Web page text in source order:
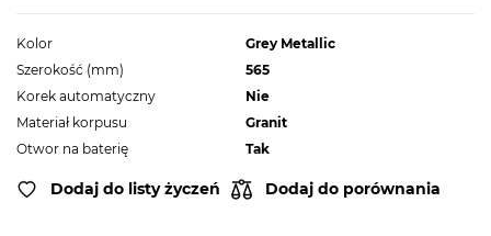
Kolor
Grey Metallic
Szerokość (mm)
565
Korek automatyczny
Nie
Materiał korpusu
Granit
Otwor na baterię
Tak
Dodaj do listy życzeń Dodaj do porównania